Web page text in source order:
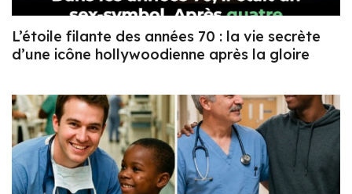
L’étoile filante des années 70 : la vie secrète
d’une icône hollywoodienne après la gloire